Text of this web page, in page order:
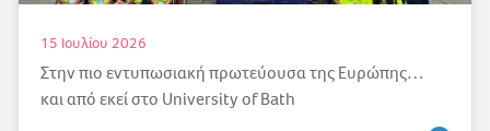
15 Ιουλίου 2026
Στην πιο εντυπωσιακή πρωτεύουσα της Ευρώπης…
και από εκεί στο University of Bath